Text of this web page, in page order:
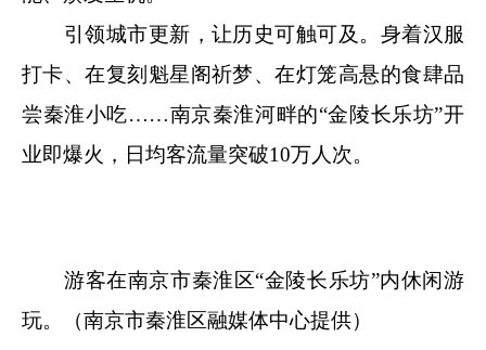
引领城市更新，让历史可触可及。身着汉服
打卡、在复刻魁星阁祈梦、在灯笼高悬的食肆品
尝秦淮小吃……南京秦淮河畔的“金陵长乐坊”开
业即爆火，日均客流量突破10万人次。
游客在南京市秦淮区“金陵长乐坊”内休闲游
玩。（南京市秦淮区融媒体中心提供）